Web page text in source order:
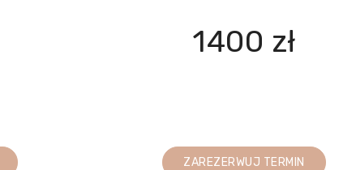
1400 zł
ZAREZERWUJ TERMIN